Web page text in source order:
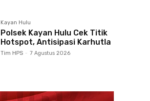
Kayan Hulu
Polsek Kayan Hulu Cek Titik
Hotspot, Antisipasi Karhutla
Tim HPS - 7 Agustus 2026